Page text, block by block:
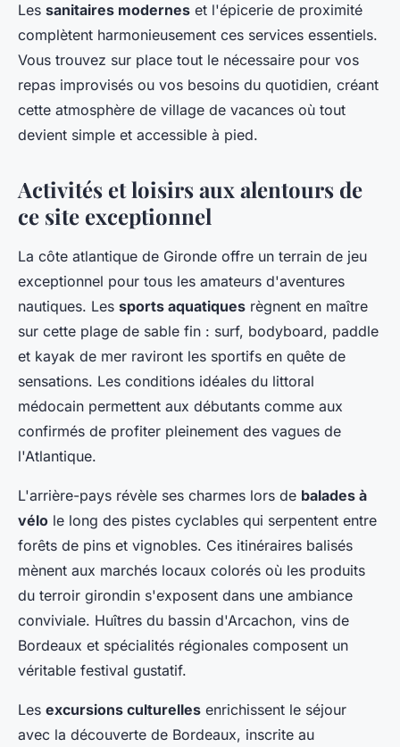
Les sanitaires modernes et l'épicerie de proximité
complètent harmonieusement ces services essentiels.
Vous trouvez sur place tout le nécessaire pour vos
repas improvisés ou vos besoins du quotidien, créant
cette atmosphère de village de vacances où tout
devient simple et accessible à pied.
Activités et loisirs aux alentours de
ce site exceptionnel
La côte atlantique de Gironde offre un terrain de jeu
exceptionnel pour tous les amateurs d'aventures
nautiques. Les sports aquatiques règnent en maître
sur cette plage de sable fin : surf, bodyboard, paddle
et kayak de mer raviront les sportifs en quête de
sensations. Les conditions idéales du littoral
médocain permettent aux débutants comme aux
confirmés de profiter pleinement des vagues de
l'Atlantique.
L'arrière-pays révèle ses charmes lors de balades à
vélo le long des pistes cyclables qui serpentent entre
forêts de pins et vignobles. Ces itinéraires balisés
mènent aux marchés locaux colorés où les produits
du terroir girondin s'exposent dans une ambiance
conviviale. Huîtres du bassin d'Arcachon, vins de
Bordeaux et spécialités régionales composent un
véritable festival gustatif.
Les excursions culturelles enrichissent le séjour
avec la découverte de Bordeaux, inscrite au